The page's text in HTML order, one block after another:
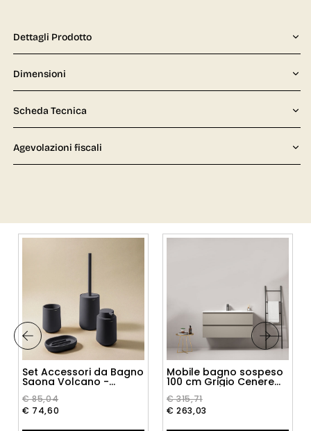
Dettagli Prodotto
Dimensioni
Scheda Tecnica
Agevolazioni fiscali
Set Accessori da Bagno
Saona Volcano -
€ 85,04
€ 74,60
Mobile bagno sospeso
100 cm Grigio Cenere
Lavabo in Ceramica
Senza Specchio - Fiji
Paint
€ 315,71
€ 263,03